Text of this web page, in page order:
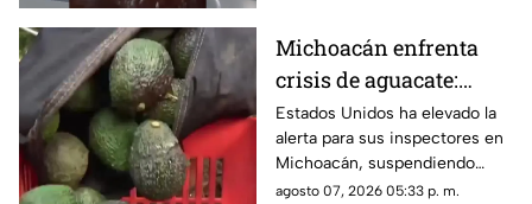
Michoacán enfrenta
crisis de aguacate:
Estados Unidos frena
exportaciones
Estados Unidos ha elevado la
alerta para sus inspectores en
Michoacán, suspendiendo
exportaciones de aguacate y
agosto 07, 2026 05:33 p. m.